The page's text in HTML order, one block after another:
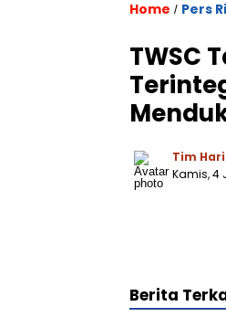
Home / Pers
TWSC
Tim
Kamis, 4
Berita